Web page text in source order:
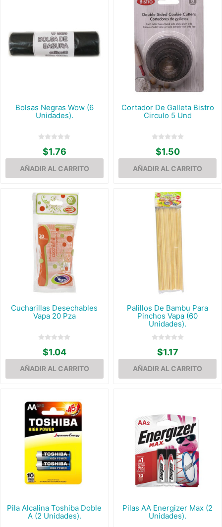
Bolsas Negras Wow (6
Unidades).
$1.76
Cortador De Galleta Bistro
Circulo 5 Und
$1.50
Cucharillas Desechables
Vapa 20 Pza
$1.04
Palillos De Bambu Para
Pinchos Vapa (60
Unidades).
$1.17
Pila Alcalina Toshiba Doble
A (2 Unidades).
Pilas AA Energizer Max (2
Unidades).